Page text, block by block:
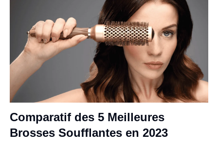
Comparatif des 5 Meilleures
Brosses Soufflantes en 2023